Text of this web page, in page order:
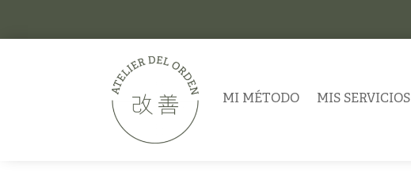
MI MÉTODO MIS SERVICIOS